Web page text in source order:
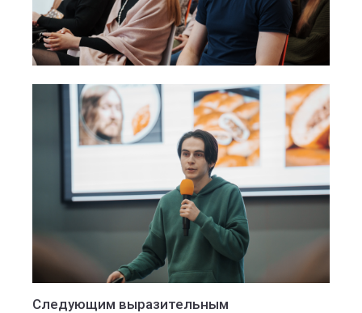
Следующим выразительным